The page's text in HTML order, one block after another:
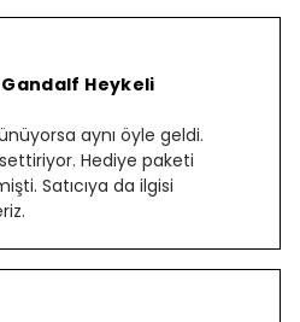
Heykeli
aynı öyle geldi.
Hediye paketi
Satıcıya da ilgisi